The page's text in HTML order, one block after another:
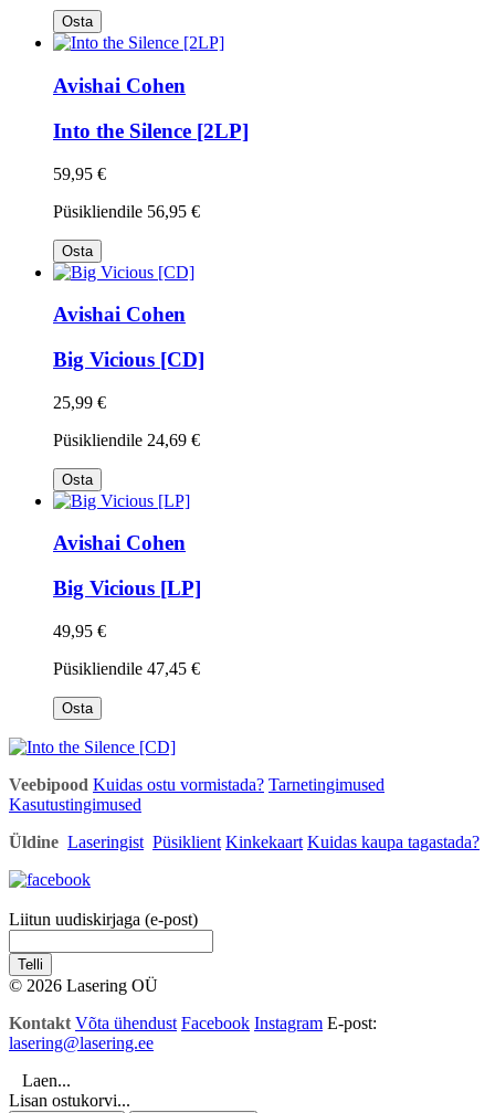
Osta
Avishai Cohen
Into the Silence [2LP]
59,95 €
Püsikliendile 56,95 €
Osta
Avishai Cohen
Big Vicious [CD]
25,99 €
Püsikliendile 24,69 €
Osta
Avishai Cohen
Big Vicious [LP]
49,95 €
Püsikliendile 47,45 €
Osta
Veebipood Kuidas ostu vormistada? Tarnetingimused
Kasutustingimused
Üldine Laseringist Püsiklient Kinkekaart Kuidas kaupa tagastada?
Liitun uudiskirjaga (e-post)
Telli
© 2026 Lasering OÜ
Kontakt Võta ühendust Facebook Instagram E-post:
lasering@lasering.ee
Laen...
Lisan ostukorvi...